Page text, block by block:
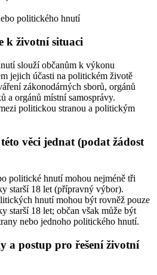
politického hnutí
k životní situaci
slouží občanům k výkonu
jejich účasti na politickém životě
zákonodárných sborů, orgánů
a orgánů místní samosprávy.
politickou stranou a politickým
věci jednat (podat žádost
politické hnutí mohou nejméně tři
starší 18 let (přípravný výbor).
hnutí mohou být rovněž pouze
starší 18 let; občan však může být
nebo jednoho politického hnutí.
a postup pro řešení životní